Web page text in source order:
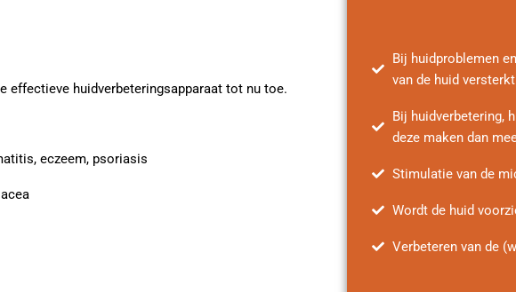
effectieve huidverbeteringsapparaat tot nu toe.
eczeem, psoriasis
Bij huidproblemen
van de huid
Bij huidverbetering,
deze maken dan
Stimulatie van de
Wordt de huid
Verbeteren van de